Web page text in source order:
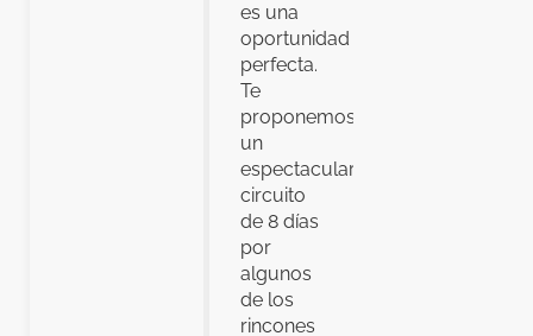
es una
oportunidad
perfecta.
Te
proponemos
un
espectacular
circuito
de 8 días
por
algunos
de los
rincones